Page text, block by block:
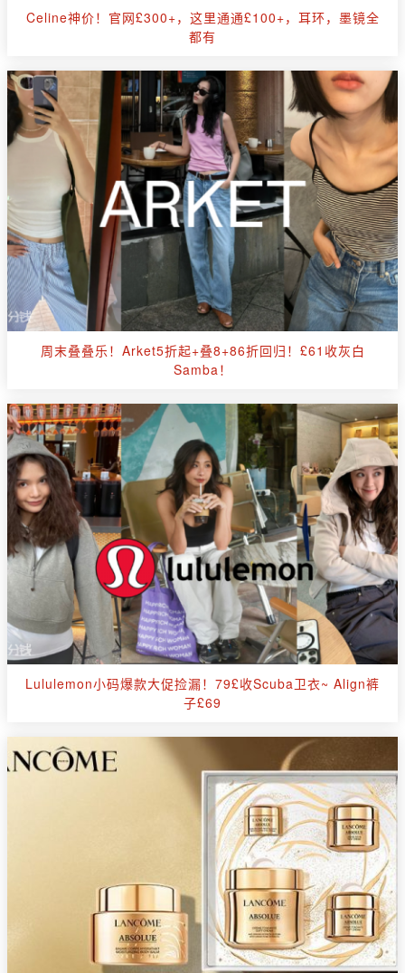
Celine神价！官网£300+，这里通通£100+，耳环，墨镜全
都有
周末叠叠乐！Arket5折起+叠8+86折回归！£61收灰白
Samba！
Lululemon小码爆款大促捡漏！79£收Scuba卫衣~ Align裤
子£69